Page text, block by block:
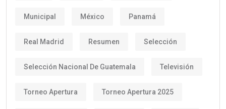
Municipal México Panamá
Real Madrid Resumen Selección
Selección Nacional De Guatemala Televisión
Torneo Apertura Torneo Apertura 2025